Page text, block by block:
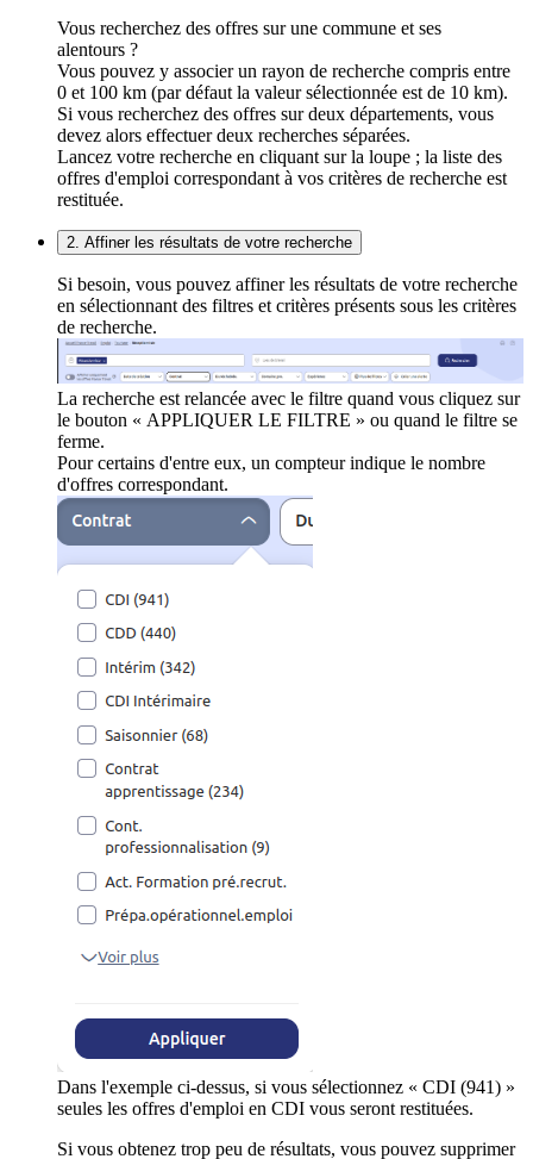
Vous recherchez des offres sur une commune et ses
alentours ?
Vous pouvez y associer un rayon de recherche compris entre
0 et 100 km (par défaut la valeur sélectionnée est de 10 km).
Si vous recherchez des offres sur deux départements, vous
devez alors effectuer deux recherches séparées.
Lancez votre recherche en cliquant sur la loupe ; la liste des
offres d'emploi correspondant à vos critères de recherche est
restituée.
2. Affiner les résultats de votre recherche
Si besoin, vous pouvez affiner les résultats de votre recherche
en sélectionnant des filtres et critères présents sous les critères
de recherche.
La recherche est relancée avec le filtre quand vous cliquez sur
le bouton « APPLIQUER LE FILTRE » ou quand le filtre se
ferme.
Pour certains d'entre eux, un compteur indique le nombre
d'offres correspondant.
Dans l'exemple ci-dessus, si vous sélectionnez « CDI (941) »
seules les offres d'emploi en CDI vous seront restituées.
Si vous obtenez trop peu de résultats, vous pouvez supprimer